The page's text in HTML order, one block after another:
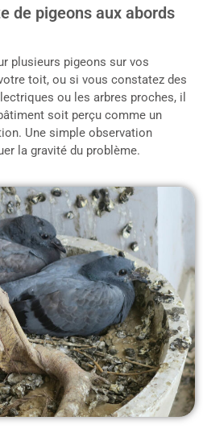
de pigeons aux abords
plusieurs pigeons sur vos
toit, ou si vous constatez des
ou les arbres proches, il
soit perçu comme un
Une simple observation
la gravité du problème.